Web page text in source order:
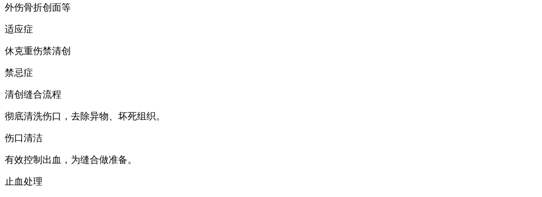
外伤骨折创面等
适应症
休克重伤禁清创
禁忌症
清创缝合流程
彻底清洗伤口，去除异物、坏死组织。
伤口清洁
有效控制出血，为缝合做准备。
止血处理